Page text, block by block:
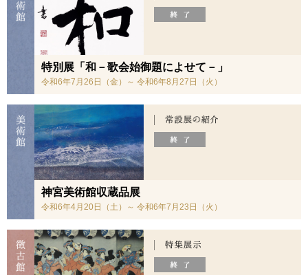
特別展「和－歌会始御題によせて－」
令和6年7月26日（金）～ 令和6年8月27日（火）
神宮美術館収蔵品展
令和6年4月20日（土）～ 令和6年7月23日（火）